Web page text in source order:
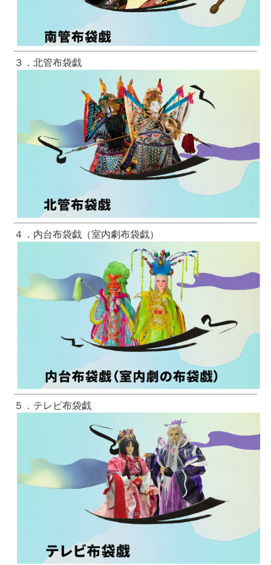
３．北管布袋戯
４．内台布袋戯（室内劇布袋戯）
５．テレビ布袋戯